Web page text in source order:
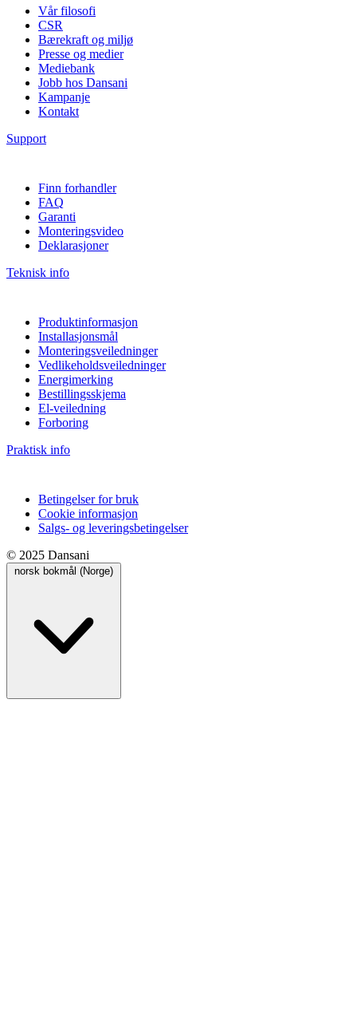
Vår filosofi
CSR
Bærekraft og miljø
Presse og medier
Mediebank
Jobb hos Dansani
Kampanje
Kontakt
Support
Finn forhandler
FAQ
Garanti
Monteringsvideo
Deklarasjoner
Teknisk info
Produktinformasjon
Installasjonsmål
Monteringsveiledninger
Vedlikeholdsveiledninger
Energimerking
Bestillingsskjema
El-veiledning
Forboring
Praktisk info
Betingelser for bruk
Cookie informasjon
Salgs- og leveringsbetingelser
© 2025 Dansani
norsk bokmål (Norge)